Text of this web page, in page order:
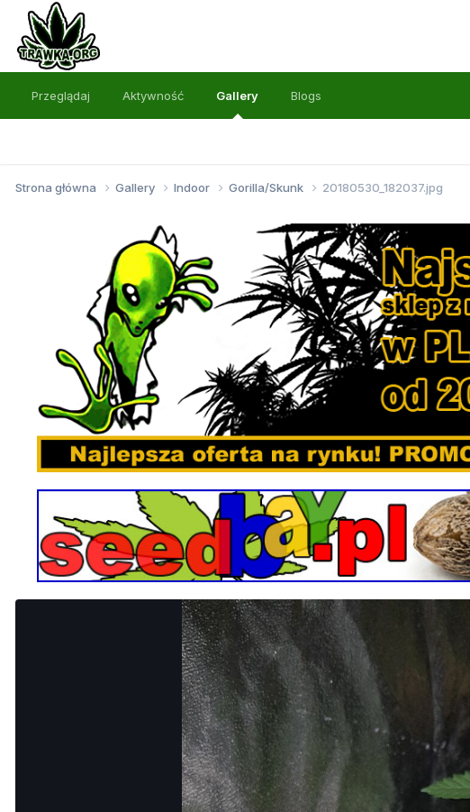
Przeglądaj Aktywność Gallery Blogs
Strona główna Gallery Indoor Gorilla/Skunk 20180530_182037.jpg